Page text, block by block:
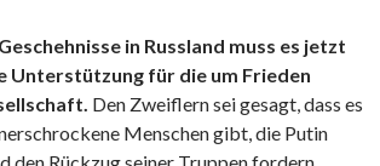
in Russland muss es jetzt
Unterstützung für die um Frieden
Den Zweiflern sei gesagt, dass es
Menschen gibt, die Putin